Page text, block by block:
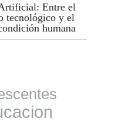
Entre el
tecnológico y el
humana